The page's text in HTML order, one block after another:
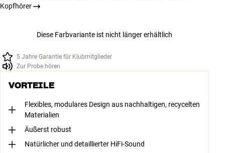
Kopfhörer
Diese Farbvariante ist nicht länger erhältlich
5 Jahre Garantie für Klubmitglieder
Zur Probe hören
VORTEILE
Flexibles, modulares Design aus nachhaltigen, recycelten
Materialien
Äußerst robust
Natürlicher und detaillierter HiFi-Sound